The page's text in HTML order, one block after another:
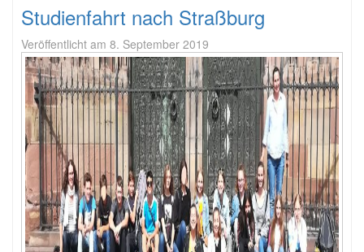
Studienfahrt nach Straßburg
Veröffentlicht am 8. September 2019